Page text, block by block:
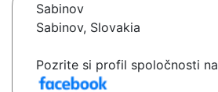
Sabinov
Sabinov, Slovakia
Pozrite si profil spoločnosti na